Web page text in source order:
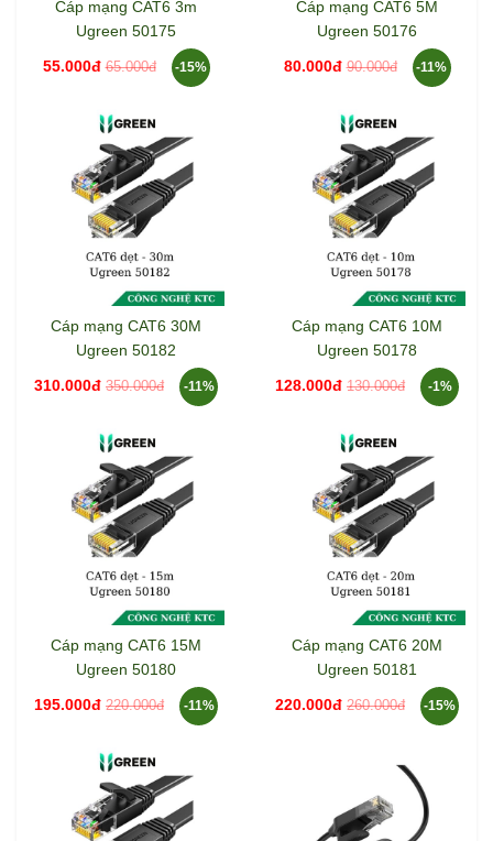
Cáp mạng CAT6 3m
Ugreen 50175
55.000đ 65.000đ -15%
Cáp mạng CAT6 5M
Ugreen 50176
80.000đ 90.000đ -11%
Cáp mạng CAT6 30M
Ugreen 50182
310.000đ 350.000đ -11%
Cáp mạng CAT6 10M
Ugreen 50178
128.000đ 130.000đ -1%
Cáp mạng CAT6 15M
Ugreen 50180
195.000đ 220.000đ -11%
Cáp mạng CAT6 20M
Ugreen 50181
220.000đ 260.000đ -15%